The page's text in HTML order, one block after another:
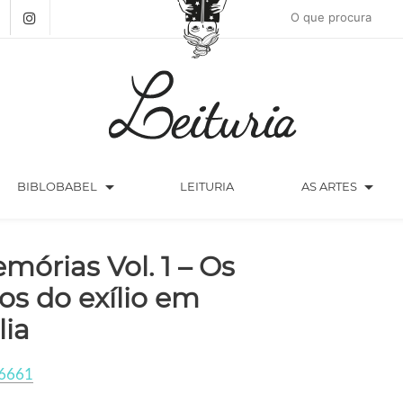
BIBLOBABEL arrow_drop_down LEITURIA AS ARTES arrow_drop_down
Vol. 1 – Os
do exílio em